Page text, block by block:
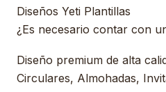
Diseños Yeti Plantillas
¿Es necesario contar con
Diseño premium de alta
Circulares, Almohadas,